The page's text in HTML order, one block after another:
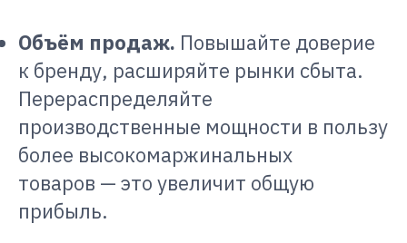
Объём продаж. Повышайте доверие
к бренду, расширяйте рынки сбыта.
Перераспределяйте
производственные мощности в пользу
более высокомаржинальных
товаров — это увеличит общую
прибыль.